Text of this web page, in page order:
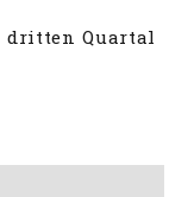
dritten Quartal